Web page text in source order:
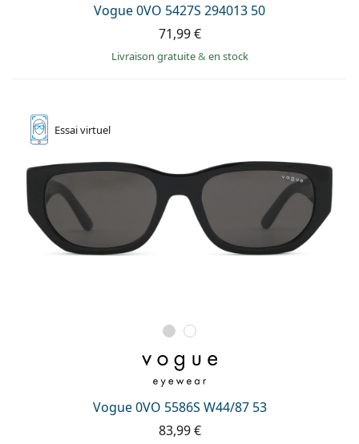
Vogue 0VO 5427S 294013 50
71,99 €
Livraison gratuite& en stock
Essaivirtuel
Vogue 0VO 5586S W44/87 53
83,99 €